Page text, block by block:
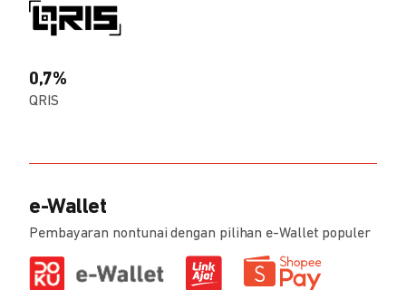
0,7%
QRIS
e-Wallet
Pembayaran nontunai dengan pilihan e-Wallet populer